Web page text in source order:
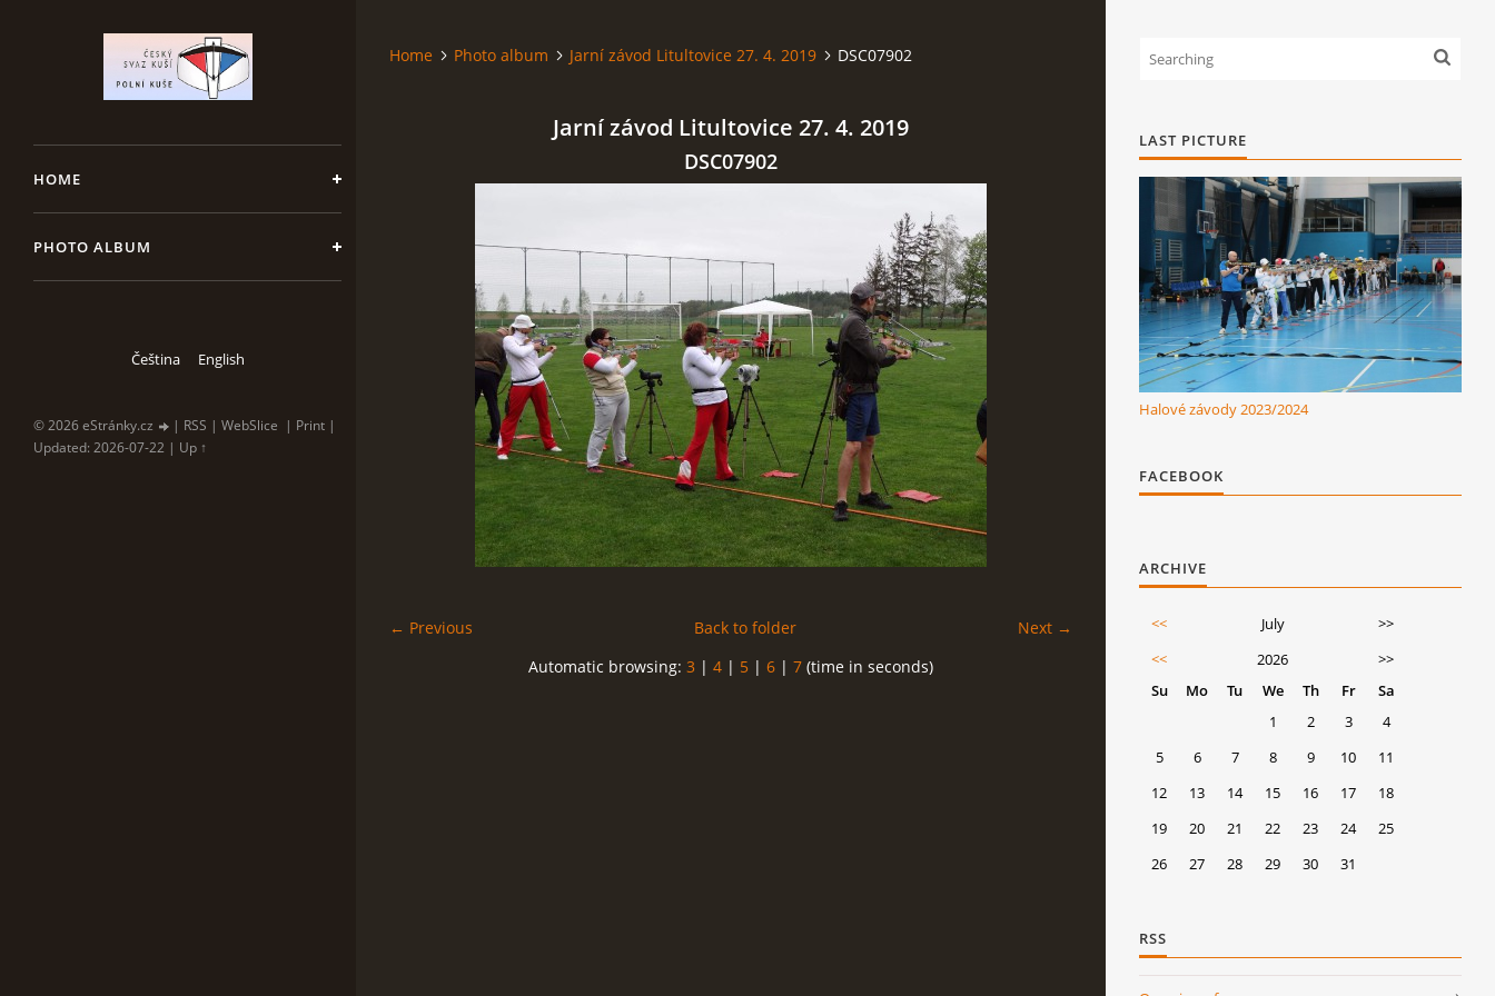
HOME
PHOTO ALBUM
Čeština English
© 2026 eStránky.cz | RSS | WebSlice | Print |
Updated: 2026-07-22 | Up ↑
Home Photo album Jarní závod Litultovice 27. 4. 2019 DSC07902
Jarní závod Litultovice 27. 4. 2019
DSC07902
← Previous Next →
Back to folder
Automatic browsing: 3 | 4 | 5 | 6 | 7 (time in seconds)
LAST PICTURE
Halové závody 2023/2024
FACEBOOK
ARCHIVE
<< July
>>
<<
2026
>>
Su
Mo Tu We Th Fr
Sa
1
2 3
4
5
6 7 8 9 10
11
12
13 14 15 16 17
18
19
20 21 22 23 24
25
26
27 28 29 30 31
RSS